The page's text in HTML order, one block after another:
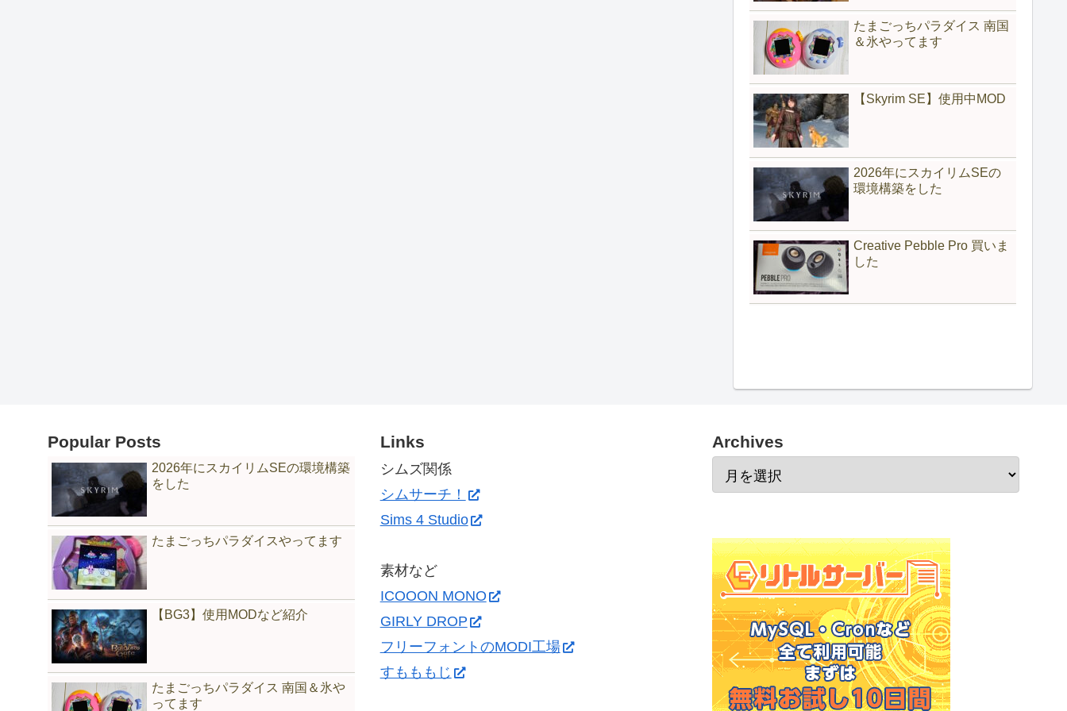
たまごっちパラダイス 南国
＆氷やってます
【Skyrim SE】使用中MOD
2026年にスカイリムSEの
環境構築をした
Creative Pebble Pro 買いま
した
Popular Posts
2026年にスカイリムSEの環境構築
をした
たまごっちパラダイスやってます
【BG3】使用MODなど紹介
たまごっちパラダイス 南国＆氷や
ってます
Links
シムズ関係
シムサーチ！
Sims 4 Studio
素材など
ICOOON MONO
GIRLY DROP
フリーフォントのMODI工場
すもももじ
Archives